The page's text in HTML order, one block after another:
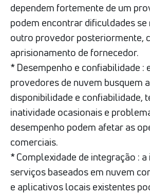
dependem fortemente de um
podem encontrar dificuldades
outro provedor posteriormente,
aprisionamento de fornecedor.
* Desempenho e confiabilidade :
provedores de nuvem busquem
disponibilidade e confiabilidade,
inatividade ocasionais e
desempenho podem afetar as
comerciais.
* Complexidade de integração :
serviços baseados em nuvem
e aplicativos locais existentes